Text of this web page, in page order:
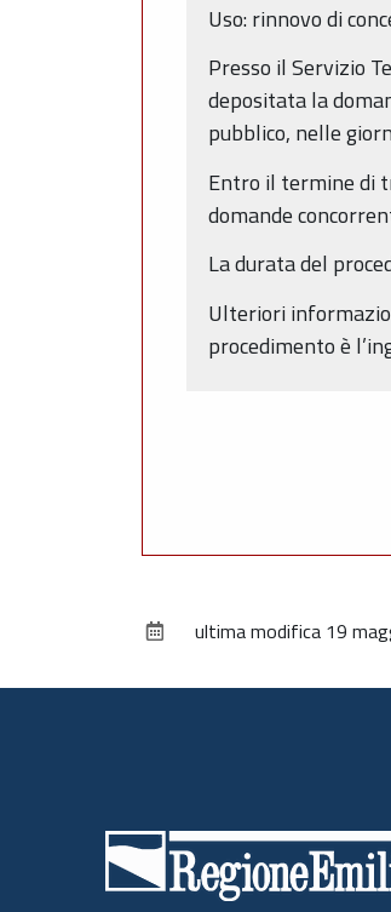
Uso: rinnovo di
Presso il Servizio
depositata la
pubblico, nelle
Entro il termine di
domande
La durata del
Ulteriori
procedimento è
ultima modifica 19